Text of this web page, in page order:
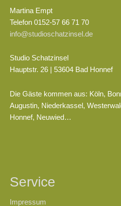
Martina Empt
Telefon 0152-57 66 71 70
info@studioschatzinsel.de
Studio Schatzinsel
Hauptstr. 26 | 53604 Bad Honnef
Die Gäste kommen aus: Köln,
Augustin, Niederkassel,
Honnef, Neuwied…
Service
Impressum